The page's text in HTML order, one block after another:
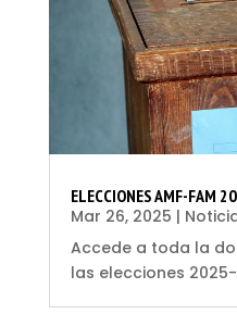
ELECCIONES AMF-FAM
Mar 26, 2025 |
Accede a toda la
las elecciones